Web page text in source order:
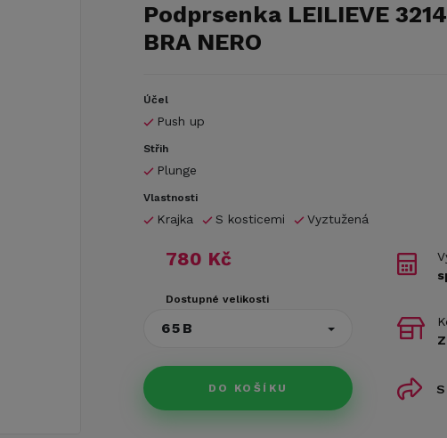
Podprsenka LEILIEVE
BRA NERO
Účel
Push up
Střih
Plunge
Vlastnosti
Krajka S kosticemi Vyztužená
780 Kč
Dostupné velikosti
65B
DO KOŠÍKU